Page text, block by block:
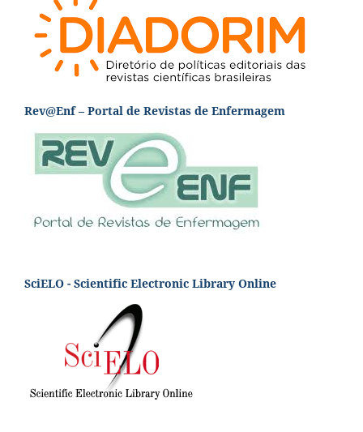
Rev@Enf – Portal de Revistas de Enfermagem
SciELO - Scientific Electronic Library Online